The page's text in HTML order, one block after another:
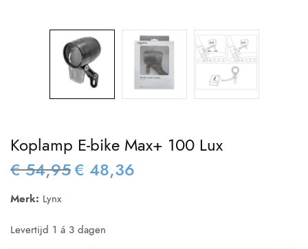
Koplamp E-bike Max+ 100 Lux
€54,95 Oorspronkelijke
€ 48,36
Merk: Lynx
Levertijd 1 á 3 dagen